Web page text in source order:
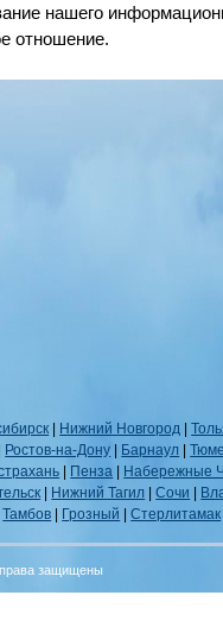
нашего
отношение.
| Нижний Новгород |
Ростов-на-Дону | Барнаул |
| Пенза | Набережные
| Нижний Тагил |Сочи |
Тамбов | Грозный |Стерлитамак
защищены